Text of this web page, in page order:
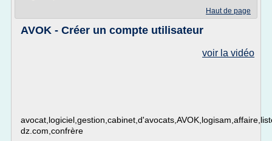
Haut de page
AVOK - Créer un compte utilisateur
voir la vidéo
dz.com,confrère